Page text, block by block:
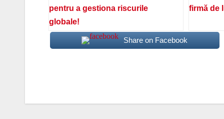
pentru a gestiona riscurile
globale!
firmă de
Share on Facebook